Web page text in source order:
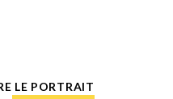
LE PORTRAIT